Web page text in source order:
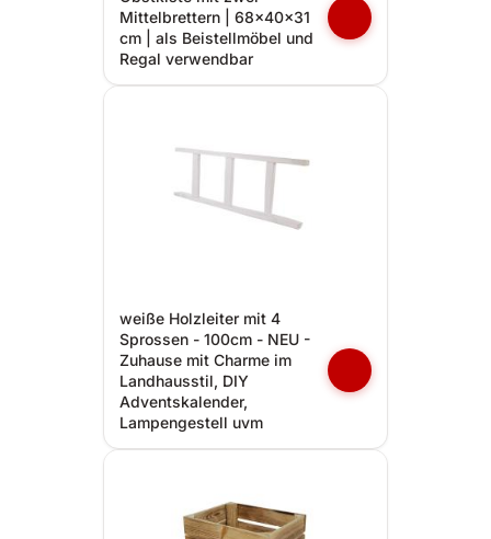
Mittelbrettern | 68x40x31
cm | als Beistellmöbel und
Regal verwendbar
weiße Holzleiter mit 4
Sprossen - 100cm - NEU -
Zuhause mit Charme im
Landhausstil, DIY
Adventskalender,
Lampengestell uvm